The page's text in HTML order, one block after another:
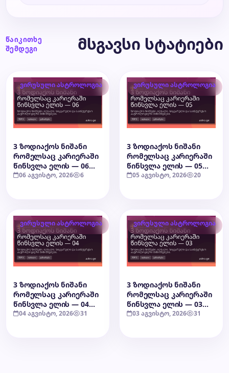
წაიკითხე
შემდეგი
მსგავსი სტატიები
ვირუსული ასტროლოგია
3 ზოდიაქოს ნიშანი
რომელსაც კარიერაში
წინსვლა ელის — 06
აგვისტო, 2026
06 აგვისტო, 2026 6
ვირუსული ასტროლოგია
3 ზოდიაქოს ნიშანი
რომელსაც კარიერაში
წინსვლა ელის — 05
აგვისტო, 2026
05 აგვისტო, 2026 20
ვირუსული ასტროლოგია
3 ზოდიაქოს ნიშანი
რომელსაც კარიერაში
წინსვლა ელის — 04
აგვისტო, 2026
04 აგვისტო, 2026 31
ვირუსული ასტროლოგია
3 ზოდიაქოს ნიშანი
რომელსაც კარიერაში
წინსვლა ელის — 03
აგვისტო, 2026
03 აგვისტო, 2026 31